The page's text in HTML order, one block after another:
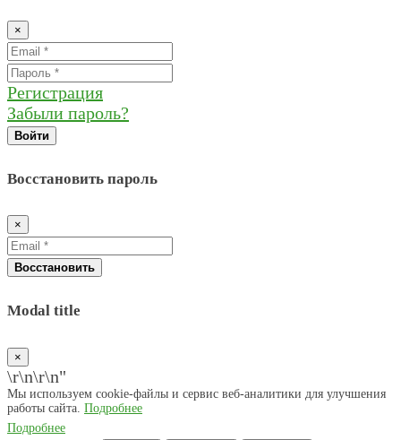
×
Регистрация
Забыли пароль?
Войти
Восстановить пароль
×
Восстановить
Modal title
×
\r\n\r\n"
Мы используем cookie-файлы и сервис веб-аналитики для улучшения
работы сайта. Подробнее
Подробнее